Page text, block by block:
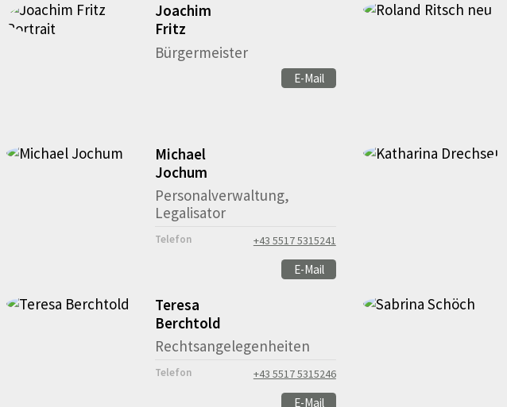
Joachim
Fritz
Bürgermeister
E-Mail
Michael
Jochum
Personalverwaltung,
Legalisator
Telefon +43 5517 5315241
E-Mail
Teresa
Berchtold
Rechtsangelegenheiten
Telefon +43 5517 5315246
E-Mail